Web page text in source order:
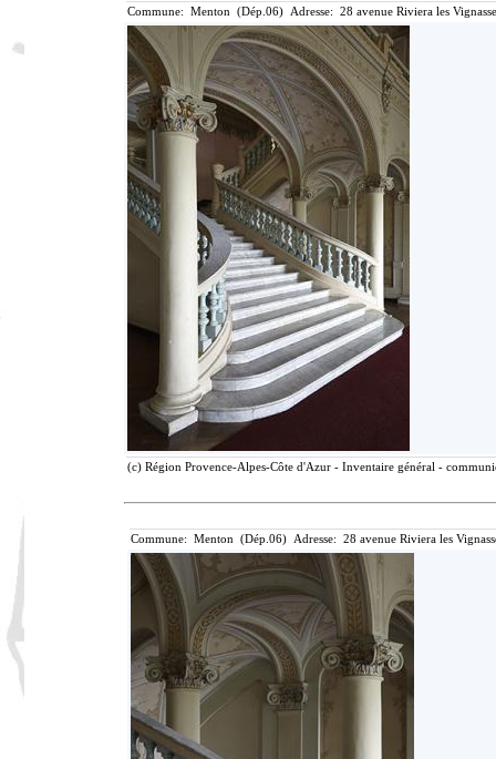
Commune: Menton (Dép.06) Adresse: 28 avenue Riviera les
(c) Région Provence-Alpes-Côte d'Azur - Inventaire général -
Commune: Menton (Dép.06) Adresse: 28 avenue Riviera les